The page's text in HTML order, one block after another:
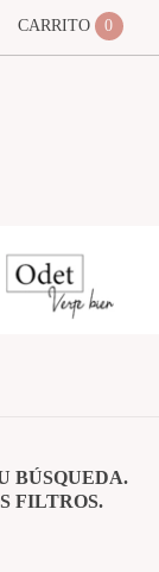
CARRITO 0
BÚSQUEDA.
FILTROS.